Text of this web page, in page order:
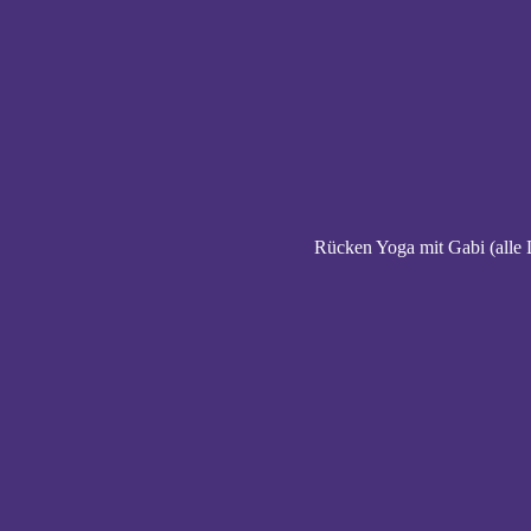
Rücken Yoga mit Gabi (alle